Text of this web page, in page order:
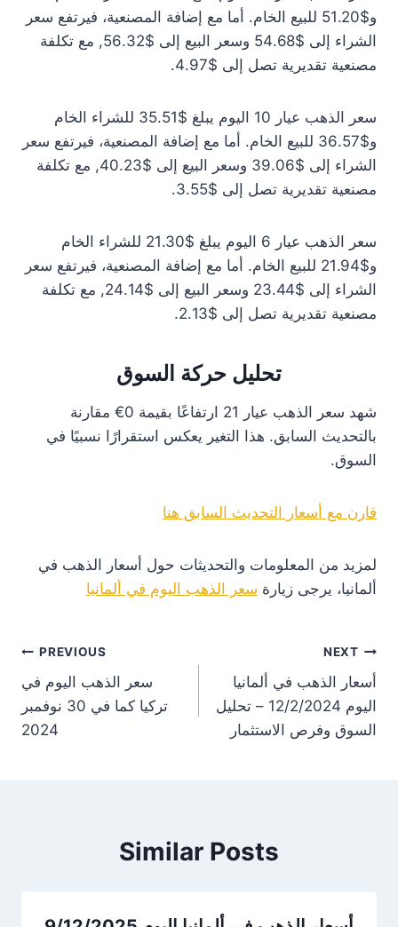
و$51.20 للبيع الخام. أما مع إضافة المصنعية، فيرتفع سعر
الشراء إلى $54.68 وسعر البيع إلى $56.32, مع تكلفة
مصنعية تقديرية تصل إلى $4.97.
سعر الذهب عيار 10 اليوم يبلغ $35.51 للشراء الخام
و$36.57 للبيع الخام. أما مع إضافة المصنعية، فيرتفع سعر
الشراء إلى $39.06 وسعر البيع إلى $40.23, مع تكلفة
مصنعية تقديرية تصل إلى $3.55.
سعر الذهب عيار 6 اليوم يبلغ $21.30 للشراء الخام
و$21.94 للبيع الخام. أما مع إضافة المصنعية، فيرتفع سعر
الشراء إلى $23.44 وسعر البيع إلى $24.14, مع تكلفة
مصنعية تقديرية تصل إلى $2.13.
تحليل حركة السوق
شهد سعر الذهب عيار 21 ارتفاعًا بقيمة 0€ مقارنة
بالتحديث السابق. هذا التغير يعكس استقرارًا نسبيًا في
السوق.
قارن مع أسعار التحديث السابق هنا
لمزيد من المعلومات والتحديثات حول أسعار الذهب في
ألمانيا، يرجى زيارة سعر الذهب اليوم في ألمانيا
PREVIOUS
سعر الذهب اليوم في
تركيا كما في 30 نوفمبر
2024
NEXT
أسعار الذهب في ألمانيا
اليوم 12/2/2024 – تحليل
السوق وفرص الاستثمار
Similar Posts